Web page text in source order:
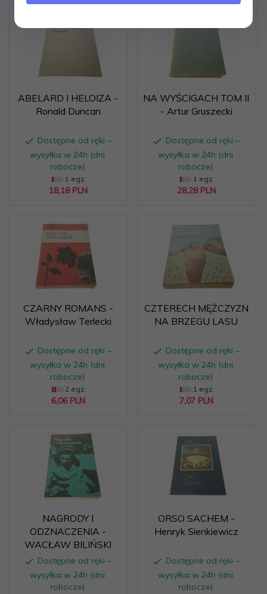
ABELARD I HELOIZA -
Ronald Duncan
Dostępne od ręki –
wysyłka w 24h (dni
robocze)
1 egz.
18,18 PLN
NA WYŚCIGACH TOM II
- Artur Gruszecki
Dostępne od ręki –
wysyłka w 24h (dni
robocze)
1 egz.
28,28 PLN
CZARNY ROMANS -
Władysław Terlecki
Dostępne od ręki –
wysyłka w 24h (dni
robocze)
2 egz.
6,06 PLN
CZTERECH MĘŻCZYZN
NA BRZEGU LASU
Dostępne od ręki –
wysyłka w 24h (dni
robocze)
1 egz.
7,07 PLN
NAGRODY I
ODZNACZENIA -
WACŁAW BILIŃSKI
Dostępne od ręki –
wysyłka w 24h (dni
robocze)
ORSO SACHEM -
Henryk Sienkiewicz
Dostępne od ręki –
wysyłka w 24h (dni
robocze)